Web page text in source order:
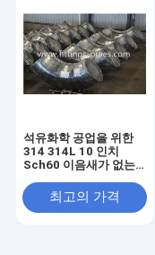
석유화학 공업을 위한
314 314L 10 인치
Sch60 이음새가 없는
최고의 가격